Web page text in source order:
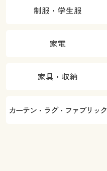
制服・学生服
家電
家具・収納
カーテン・ラグ・ファブリック